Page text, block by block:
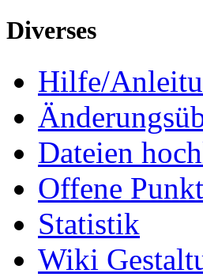
Diverses
Hilfe/
Dateien
Offene
Statistik
Wiki